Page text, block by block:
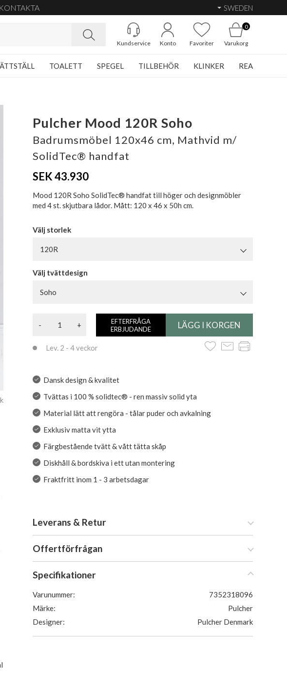
KONTAKTA SWEDEN
Kundservice Konto Favoriter
0
Varukorg
TOALETT SPEGEL TILLBEHÖR KLINKER REA
Pulcher Mood 120R Soho
Badrumsmöbel 120x46 cm, Mathvid m/
SolidTec® handfat
SEK 43.930
Mood 120R Soho SolidTec® handfat till höger och designmöbler
med 4 st. skjutbara lådor. Mått: 120 x 46 x 50h cm.
Välj storlek
120R
Välj tvättdesign
Soho
- +
EFTERFRÅGA
ERBJUDANDE
Lev. 2 - 4 veckor
Dansk design & kvalitet
Tvättas i 100 % solidtec® - ren massiv solid yta
Material lätt att rengöra - tålar puder och avkalning
Exklusiv matta vit ytta
Färgbestående tvätt & vått tätta skåp
Diskhåll & bordskiva i ett utan montering
Fraktfritt inom 1 - 3 arbetsdagar
Leverans & Retur
Offertförfrågan
Specifikationer
Varunummer:
7352318096
Märke:
Pulcher
Designer:
Pulcher Denmark